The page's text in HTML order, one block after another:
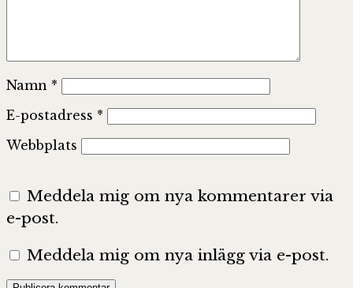
Namn *
E-postadress *
Webbplats
Meddela mig om nya kommentarer via
e-post.
Meddela mig om nya inlägg via e-post.